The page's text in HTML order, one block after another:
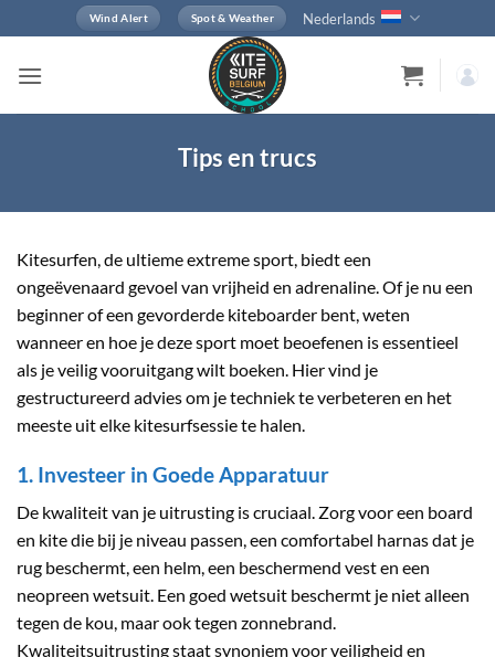
naar
inhoud
Wind Alert Spot & Weather Nederlands
Tips en trucs
Kitesurfen, de ultieme extreme sport, biedt een
ongeëvenaard gevoel van vrijheid en adrenaline. Of je nu een
beginner of een gevorderde kiteboarder bent, weten
wanneer en hoe je deze sport moet beoefenen is essentieel
als je veilig vooruitgang wilt boeken. Hier vind je
gestructureerd advies om je techniek te verbeteren en het
meeste uit elke kitesurfsessie te halen.
1. Investeer in Goede Apparatuur
De kwaliteit van je uitrusting is cruciaal. Zorg voor een board
en kite die bij je niveau passen, een comfortabel harnas dat je
rug beschermt, een helm, een beschermend vest en een
neopreen wetsuit. Een goed wetsuit beschermt je niet alleen
tegen de kou, maar ook tegen zonnebrand.
Kwaliteitsuitrusting staat synoniem voor veiligheid en